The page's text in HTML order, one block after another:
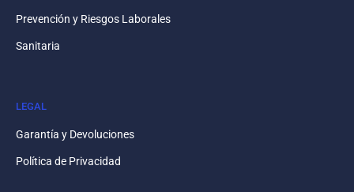
Prevención y Riesgos Laborales
Sanitaria
LEGAL
Garantía y Devoluciones
Política de Privacidad